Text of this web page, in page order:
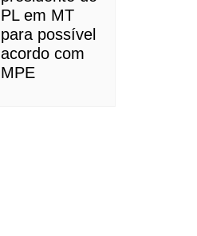
PL em MT
para possível
acordo com
MPE